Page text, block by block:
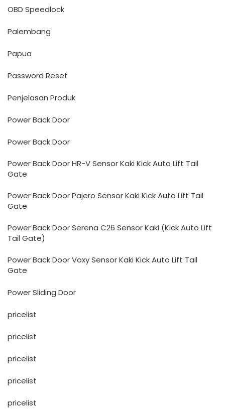
OBD Speedlock
Palembang
Papua
Password Reset
Penjelasan Produk
Power Back Door
Power Back Door
Power Back Door HR-V Sensor Kaki Kick Auto Lift Tail
Gate
Power Back Door Pajero Sensor Kaki Kick Auto Lift Tail
Gate
Power Back Door Serena C26 Sensor Kaki (Kick Auto Lift
Tail Gate)
Power Back Door Voxy Sensor Kaki Kick Auto Lift Tail
Gate
Power Sliding Door
pricelist
pricelist
pricelist
pricelist
pricelist